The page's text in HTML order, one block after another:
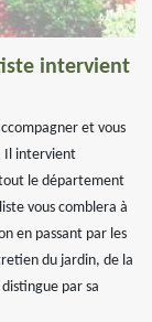
intervient
et vous
Il intervient
le département
vous comblera à
en passant par les
du jardin, de la
par sa